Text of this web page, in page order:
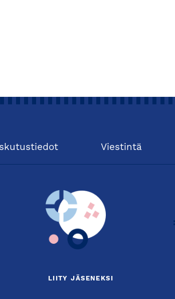
Viestintä
LIITY JÄSENEKSI